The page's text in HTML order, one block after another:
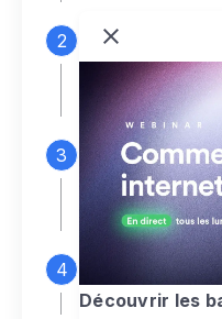
Connectez-
monsite
espace
designpour
à votre image
Ajoutez des
présenter
Découvrir les